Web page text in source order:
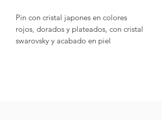
Pin con cristal japones en colores
rojos, dorados y plateados, con cristal
swarovsky y acabado en piel